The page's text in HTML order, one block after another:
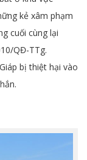
kẻ xâm phạm
cuối cùng lại
QĐ-TTg.
bị thiệt hại vào